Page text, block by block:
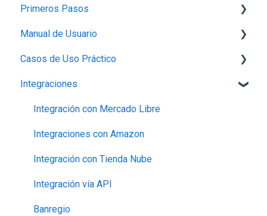
Planes,Add-ons y Precios
Generalidades del Sistema
Soporte-Errores
Contabilidad, Finanzas y nóminas
Ventas
Primeros Pasos
1.-Introducción a Bind ERP
2.-Carga de información básica
3.- Producción
4.- Ventas
5.- Gastos, Compras e Inventario
6.- Créditos
7.-Finanzas
8.-Reportes
Manual de Usuario
Configuración
Perfil de empresa
Proveedores
Capturar Venta
Contabilidad
Otras Funcionalidades
Órdenes de Compra
Casos de Uso Práctico
Inventario
Productos
Contabilidad
Otros
Bancos
Integraciones
Integración con Mercado Libre
Integraciones con Amazon
Integración con Tienda Nube
Integración vía API
Banregio